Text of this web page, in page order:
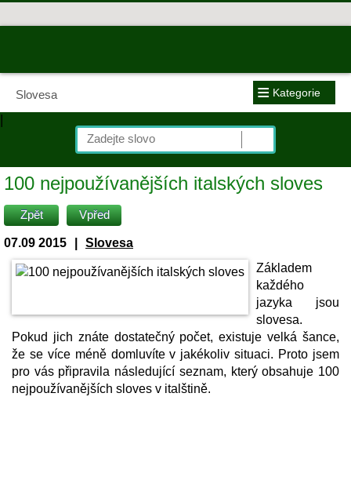
Slovesa ≡ Kategorie
|
100 nejpoužívanějších italských sloves
Zpět Vpřed
07.09 2015
Slovesa
Základem
každého
jazyka jsou
slovesa.
Pokud jich znáte dostatečný počet, existuje velká šance,
že se více méně domluvíte v jakékoliv situaci. Proto jsem
pro vás připravila následující seznam, který obsahuje 100
nejpoužívanějších sloves v italštině.